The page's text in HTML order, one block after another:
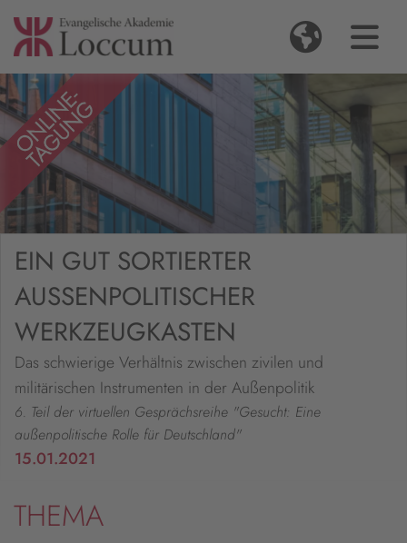
EIN GUT SORTIERTER
AUSSENPOLITISCHER W
ERKZEUGKASTEN
Das schwierige Verhältnis zwischen zivilen und
militärischen Instrumenten in der Außenpolitik
6. Teil der virtuellen Gesprächsreihe "Gesucht: Eine
außenpolitische Rolle für Deutschland"
15.01.2021
THEMA